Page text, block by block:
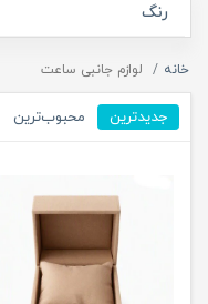
رنگ
خانه لوازم جانبی ساعت
جدیدترین محبوب‌ترین